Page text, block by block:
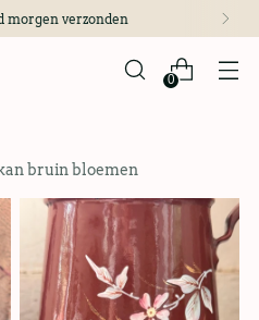
morgen verzonden
0
bruin bloemen